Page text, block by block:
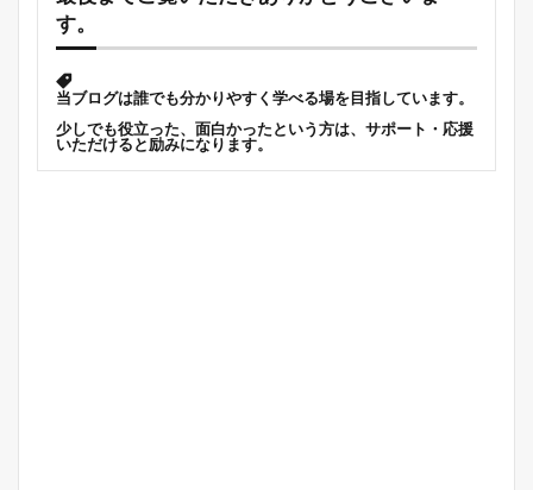
す。
当ブログは誰でも分かりやすく学べる場を目指しています。
少しでも役立った、面白かったという方は、サポート・応援
いただけると励みになります。